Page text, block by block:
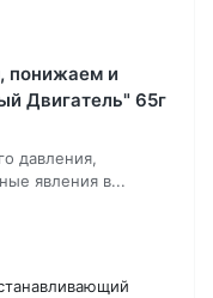
понижаем и
Двигатель" 65г
давления,
явления в...